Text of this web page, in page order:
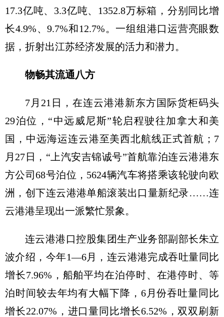
17.3亿吨、3.3亿吨、1352.8万标箱，分别同比增
长4.9%、9.7%和12.7%。一组组港口运营亮眼数
据，折射出江苏经济发展的活力和潜力。
物畅其流通八方
7月21日，在连云港港新东方国际货柜码头
29泊位，“中远威尼斯”轮启程驶往加拿大和美
国，中远海运连云港至美西北航线正式首航；7
月27日，“上汽安吉锦诚号”首航靠泊连云港港东
方公司68号泊位，5624辆汽车将搭乘该轮驶向欧
洲，创下连云港港单船滚装出口量新纪录……连
云港港呈现出一派繁忙景象。
连云港港口控股集团生产业务部副部长朱立
波介绍，今年1—6月，连云港港完成吞吐量同比
增长7.96%，船舶平均在泊停时、在港停时、等
泊时间较去年均有大幅下降，6月份吞吐量同比
增长22.07%，进口量同比增长6.52%，双双刷新